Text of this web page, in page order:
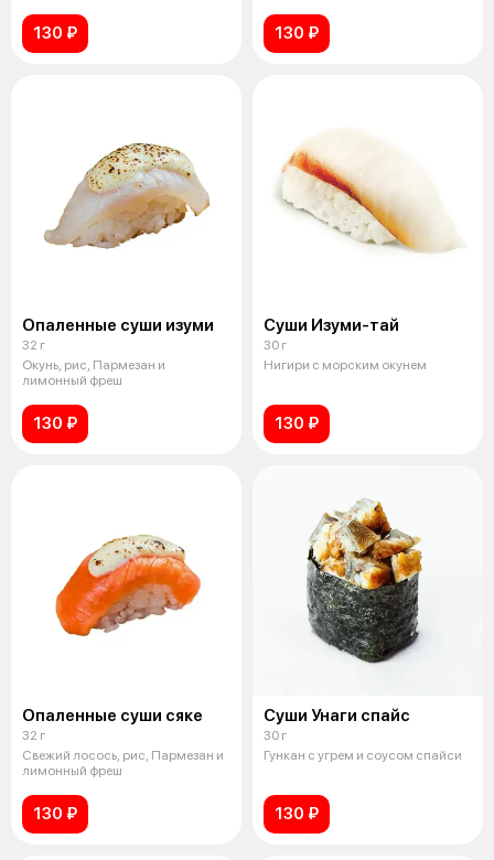
130 ₽ 130 ₽
Опаленные суши изуми
32 г
Окунь, рис, Пармезан и
лимонный фреш
130 ₽
Суши Изуми-тай
30 г
Нигири с морским окунем
130 ₽
Опаленные суши сяке
32 г
Свежий лосось, рис, Пармезан и
лимонный фреш
130 ₽
Суши Унаги спайс
30 г
Гункан с угрем и соусом спайси
130 ₽